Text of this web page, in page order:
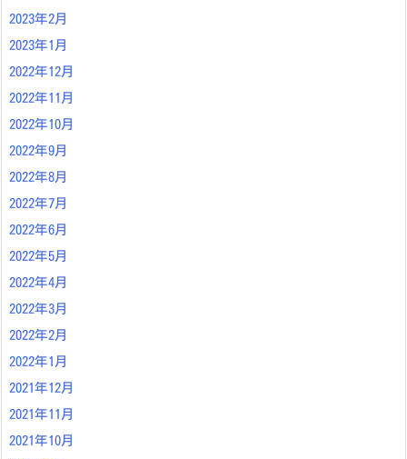
2023年2月
2023年1月
2022年12月
2022年11月
2022年10月
2022年9月
2022年8月
2022年7月
2022年6月
2022年5月
2022年4月
2022年3月
2022年2月
2022年1月
2021年12月
2021年11月
2021年10月